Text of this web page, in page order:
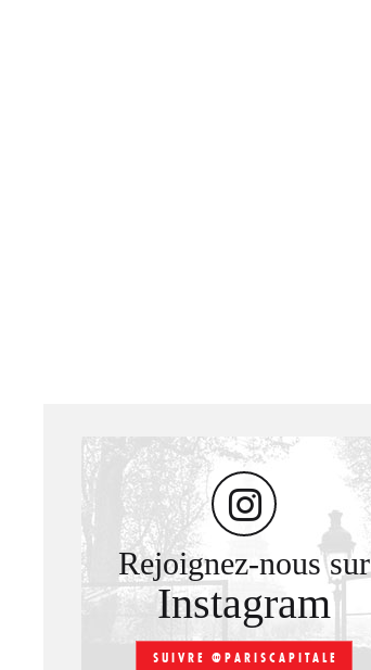
Rejoignez-nous sur
Instagram
SUIVRE @PARISCAPITALE